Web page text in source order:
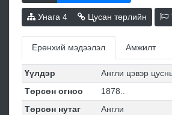
Унага 4 Цусан төрлийн
Ерөнхий мэдээлэл Амжилт
Үүлдэр
Англи цэвэр
Төрсөн огноо
1878..
Төрсөн нутаг
Англи